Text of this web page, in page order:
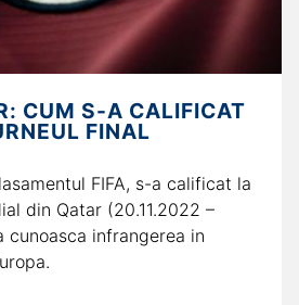
CUM S-A CALIFICAT
FINAL
FIFA, s-a calificat la
din Qatar (20.11.2022 –
cunoasca infrangerea in